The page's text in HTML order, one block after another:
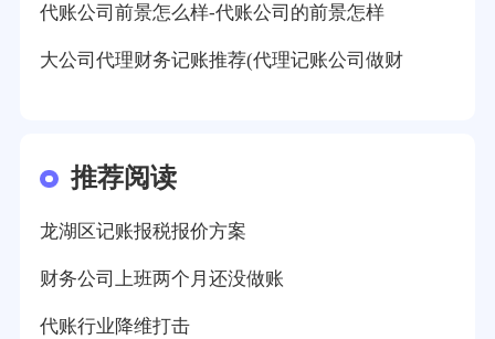
代账公司前景怎么样-代账公司的前景怎样
大公司代理财务记账推荐(代理记账公司做财
推荐阅读
龙湖区记账报税报价方案
财务公司上班两个月还没做账
代账行业降维打击